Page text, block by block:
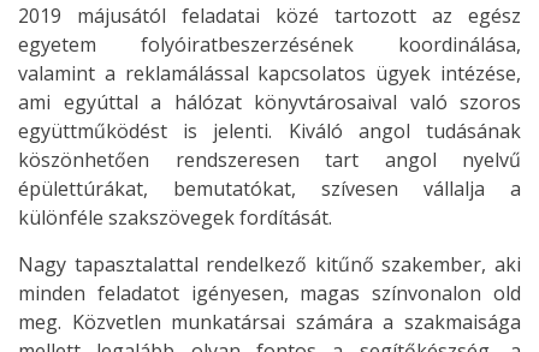
2019 májusától feladatai közé tartozott az egész
egyetem folyóiratbeszerzésének koordinálása,
valamint a reklamálással kapcsolatos ügyek intézése,
ami egyúttal a hálózat könyvtárosaival való szoros
együttműködést is jelenti. Kiváló angol tudásának
köszönhetően rendszeresen tart angol nyelvű
épülettúrákat, bemutatókat, szívesen vállalja a
különféle szakszövegek fordítását.
Nagy tapasztalattal rendelkező kitűnő szakember, aki
minden feladatot igényesen, magas színvonalon old
meg. Közvetlen munkatársai számára a szakmaisága